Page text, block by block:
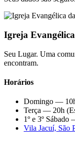
Igreja
Seu Lugar. Uma
encontram.
Horários
Domingo —
Terça — 20h
1º e 3º
Vila Jacuí, São